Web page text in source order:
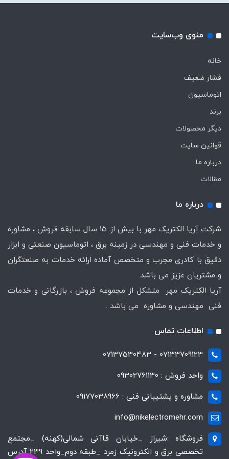
منوی وب‌سایت
خانه
فشار ضعیف
اتوماسیون
برند
دیگر محصولات
قوانین سایت
درباره ما
مقالات
درباره ما
شرکت آریا الکتریک مهر با بیش از 15 سال سابقه فروش ، مشاوره
و خدمات فنی و مهندسی در زمینه برق ، اتوماسیون صنعتی و ابزار
دقیق با کادری مجرب و متخصص آماده ارائه خدمات به صنعتگران
و مشتریان عزیز می باشد.
آریا الکتریک مهر متشکل از مجموعه فروش ، بازرگانی و خدمات
فنی مهندسی و مشاوره می باشد .
اطلاعات تماس
07133709123 - 07137530483
واحد فروش : 09302761130
مشاوره و پشتیبانی فنی : 09177038966
info@nikelectromehr.com
فروشگاه :شیراز _خیابان قاآنی شمالی(کهنه) _مجتمع
تخصصی برق و الکترونیک زمرد _طبقه دوم_واحد 239 آدرس